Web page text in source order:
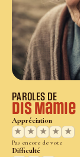
PAROLES DE
Dis Mamie
Appréciation
★
★ ★ ★ ★
Pas encore de vote
Difficulté